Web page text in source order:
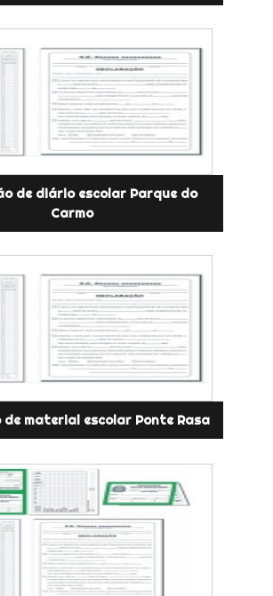
de diário escolar Parque do
Carmo
de material escolar Ponte Rasa